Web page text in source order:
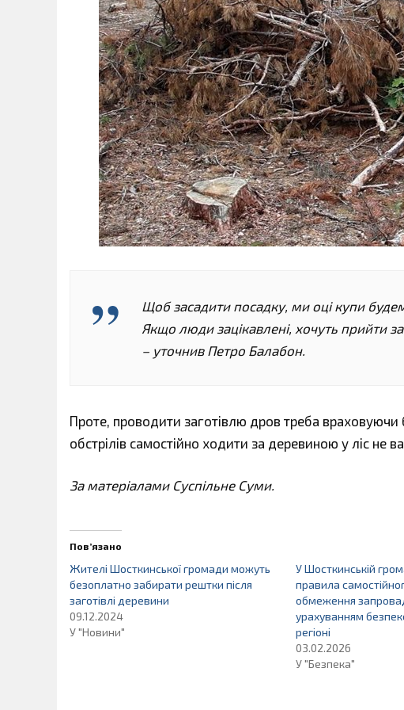
Щоб засадити посадку, ми оці купи
Якщо люди зацікавлені, хочуть прийти
– уточнив Петро Балабон.
Проте, проводити заготівлю дров треба враховуючи
обстрілів самостійно ходити за деревиною у ліс не
За матеріалами Суспільне Суми.
Пов’язано
Жителі Шосткинської громади можуть
безоплатно забирати рештки після
заготівлі деревини
09.12.2024
У "Новини"
У Шосткинській
правила
обмеження
урахуванням
регіоні
03.02.2026
У "Безпека"